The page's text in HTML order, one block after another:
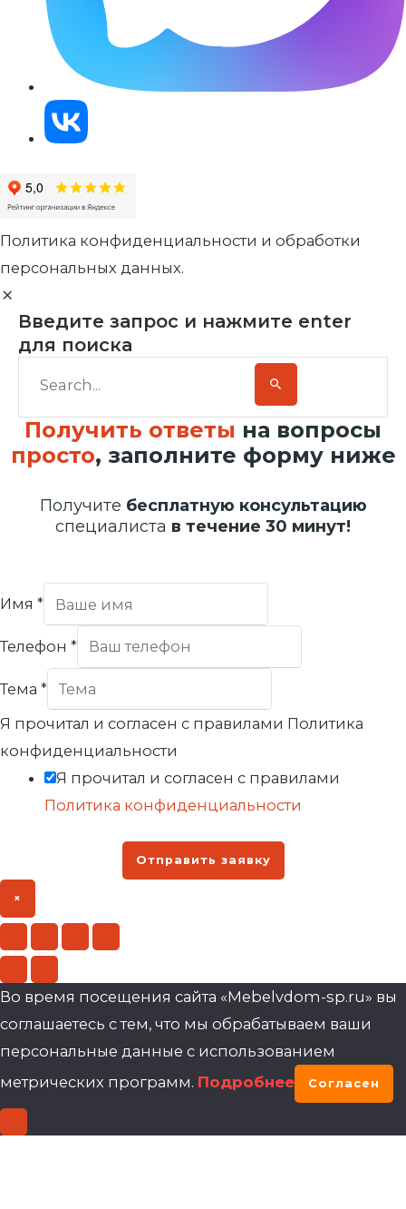
Политика конфиденциальности и обработки
персональных данных.
Введите запрос и нажмите enter
для поиска
Получить ответы на вопросы
просто, заполните форму ниже
Получите бесплатную консультацию
специалиста в течение 30 минут!
Имя *
Телефон *
Тема *
Я прочитал и согласен с правилами Политика
конфиденциальности
Я прочитал и согласен с правилами
Политика конфиденциальности
Отправить заявку
×
Во время посещения сайта «Mebelvdom-sp.ru» вы
соглашаетесь с тем, что мы обрабатываем ваши
персональные данные с использованием
метрических программ. Подробнее Согласен